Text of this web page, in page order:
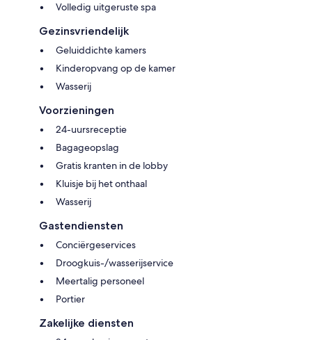
Volledig uitgeruste spa
Gezinsvriendelijk
Geluiddichte kamers
Kinderopvang op de kamer
Wasserij
Voorzieningen
24-uursreceptie
Bagageopslag
Gratis kranten in de lobby
Kluisje bij het onthaal
Wasserij
Gastendiensten
Conciërgeservices
Droogkuis-/wasserijservice
Meertalig personeel
Portier
Zakelijke diensten